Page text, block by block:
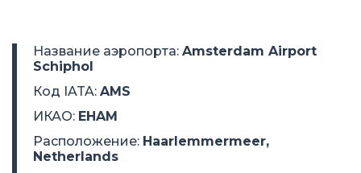
Название аэропорта: Amsterdam Airport
Schiphol
Код IATA: AMS
ИКАО: EHAM
Расположение: Haarlemmermeer,
Netherlands